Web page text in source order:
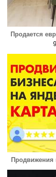
Продается
Продвижения